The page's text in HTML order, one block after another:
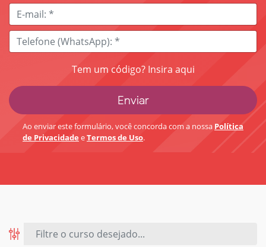
Tem um código? Insira aqui
Ao enviar este formulário, você concorda com a nossa Política
de Privacidade eTermos de Uso.